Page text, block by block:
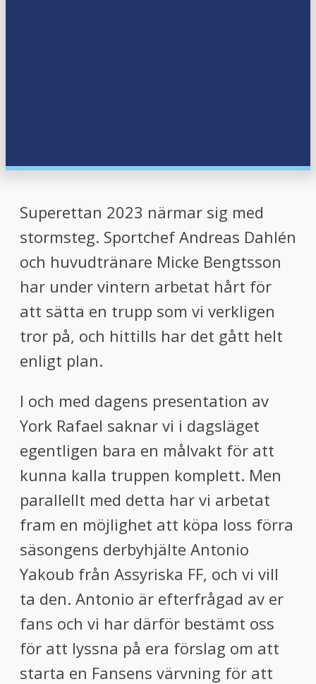
Superettan 2023 närmar sig med
stormsteg. Sportchef Andreas Dahlén
och huvudtränare Micke Bengtsson
har under vintern arbetat hårt för
att sätta en trupp som vi verkligen
tror på, och hittills har det gått helt
enligt plan.
I och med dagens presentation av
York Rafael saknar vi i dagsläget
egentligen bara en målvakt för att
kunna kalla truppen komplett. Men
parallellt med detta har vi arbetat
fram en möjlighet att köpa loss förra
säsongens derbyhjälte Antonio
Yakoub från Assyriska FF, och vi vill
ta den. Antonio är efterfrågad av er
fans och vi har därför bestämt oss
för att lyssna på era förslag om att
starta en Fansens värvning för att